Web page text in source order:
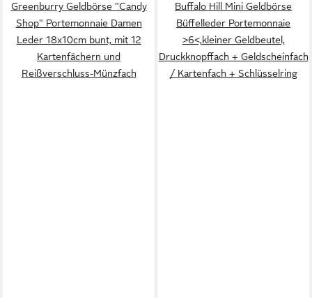
Greenburry Geldbörse "Candy
Shop" Portemonnaie Damen
Leder 18x10cm bunt, mit 12
Kartenfächern und
Reißverschluss-Münzfach
Buffalo Hill Mini Geldbörse
Büffelleder Portemonnaie
>6<,kleiner Geldbeutel,
Druckknopffach + Geldscheinfach
/ Kartenfach + Schlüsselring